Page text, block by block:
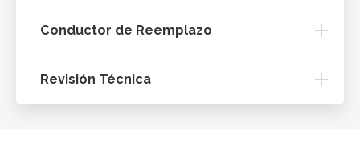
Conductor de Reemplazo
Revisión Técnica